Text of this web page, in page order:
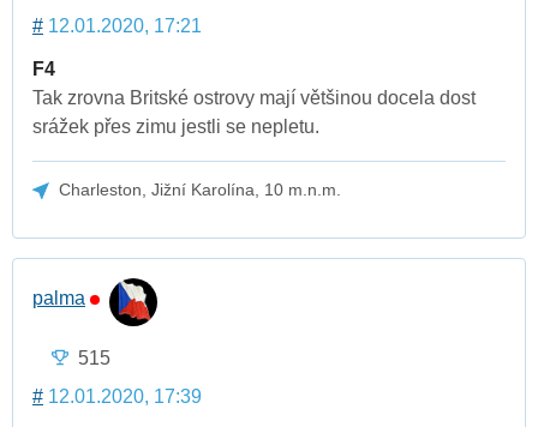
# 12.01.2020, 17:21
F4
Tak zrovna Britské ostrovy mají většinou docela dost
srážek přes zimu jestli se nepletu.
Charleston, Jižní Karolína, 10 m.n.m.
palma
515
# 12.01.2020, 17:39